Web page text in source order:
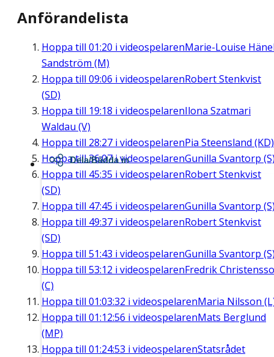
Anförandelista
Hoppa till 01:20 i videospelarenMarie-Louise
Sandström (M)
Hoppa till 09:06 i videospelarenRobert Stenkvist
(SD)
Hoppa till 19:18 i videospelarenIlona Szatmari
Waldau (V)
Hoppa till 28:27 i videospelarenPia Steensland (KD)
Hoppa till36:07i videospelarenGunilla Svantorp
Hoppa till 45:35 i videospelarenRobert Stenkvist
(SD)
Hoppa till 47:45 i videospelarenGunilla Svantorp
Hoppa till 49:37 i videospelarenRobert Stenkvist
(SD)
Hoppa till 51:43 i videospelarenGunilla Svantorp
Hoppa till 53:12 i videospelarenFredrik
(C)
Hoppa till 01:03:32 i videospelarenMaria Nilsson
Hoppa till 01:12:56 i videospelarenMats Berglund
(MP)
Hoppa till 01:24:53 i videospelarenStatsrådet
Dela/Bädda in